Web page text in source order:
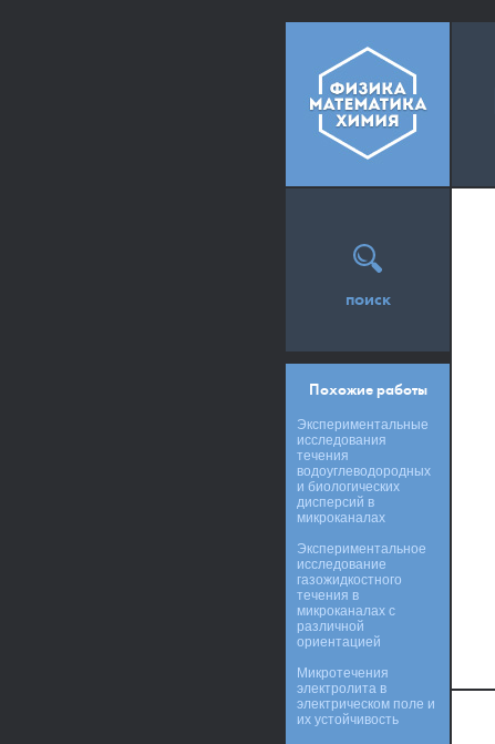
поиск
Похожие работы
Экспериментальные
исследования
течения
водоуглеводородных
и биологических
дисперсий в
микроканалах
Экспериментальное
исследование
газожидкостного
течения в
микроканалах с
различной
ориентацией
Микротечения
электролита в
электрическом поле и
их устойчивость